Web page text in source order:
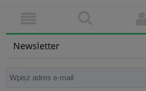
Newsletter